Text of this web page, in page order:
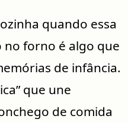
quando essa
forno é algo que
de infância.
que une
de comida